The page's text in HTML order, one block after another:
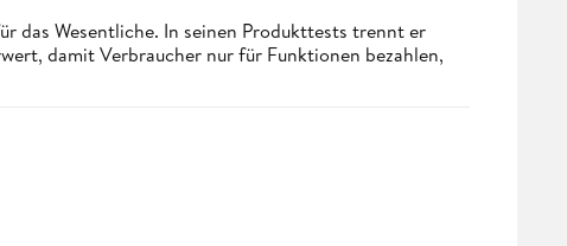
das Wesentliche. In seinen Produkttests trennt er
damit Verbraucher nur für Funktionen bezahlen,